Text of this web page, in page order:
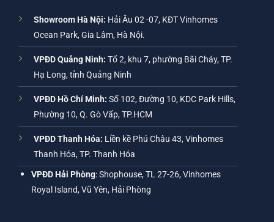
Showroom Hà Nội: Hải Âu 02 -07, KĐT Vinhomes
Ocean Park, Gia Lâm, Hà Nội.
VPĐD Quảng Ninh: Tổ 2, khu 7, phường Bãi Cháy, TP.
Hạ Long, tỉnh Quảng Ninh
VPĐD Hồ Chí Minh: Số 102, Đường 10, KDC Park Hills,
Phường 10, Q. Gò Vấp, TP.HCM
VPĐD Thanh Hóa: Liền kề Phú Châu 43, Vinhomes
Thanh Hóa, TP. Thanh Hóa
VPĐD Hải Phòng: Shophouse, TL 27-26, Vinhomes
Royal Island, Vũ Yên, Hải Phòng